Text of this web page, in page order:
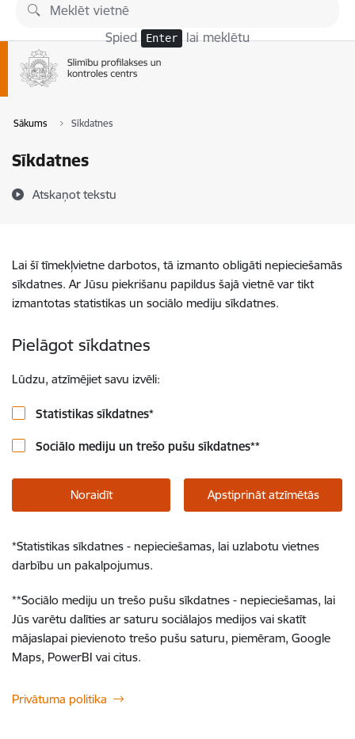
Pāriet uz lapas saturu
Spied Enter lai meklētu
Sākums Sīkdatnes
Sīkdatnes
Atskaņot tekstu
Lai šī tīmekļvietne darbotos, tā izmanto obligāti nepieciešamās
sīkdatnes. Ar Jūsu piekrišanu papildus šajā vietnē var tikt
izmantotas statistikas un sociālo mediju sīkdatnes.
Pielāgot sīkdatnes
Lūdzu, atzīmējiet savu izvēli:
Statistikas sīkdatnes*
Sociālo mediju un trešo pušu sīkdatnes**
Noraidīt Apstiprināt atzīmētās
*Statistikas sīkdatnes - nepieciešamas, lai uzlabotu vietnes
darbību un pakalpojumus.
**Sociālo mediju un trešo pušu sīkdatnes - nepieciešamas, lai
Jūs varētu dalīties ar saturu sociālajos medijos vai skatīt
mājaslapai pievienoto trešo pušu saturu, piemēram, Google
Maps, PowerBI vai citus.
Privātuma politika